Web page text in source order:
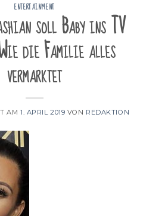
ENTERTAINMENT
soll Baby ins TV
die Familie alles
vermarktet
AM 1. APRIL 2019 VON REDAKTION